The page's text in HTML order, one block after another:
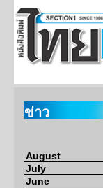
ข่าว
August
July
June